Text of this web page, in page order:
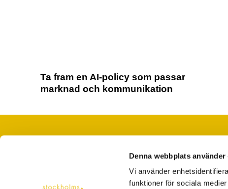
Denna webbplats använder
Vi använder
funktioner för sociala
Ta fram en AI-policy som passar
marknad och kommunikation
hej@stockholmsskrivbyra.se